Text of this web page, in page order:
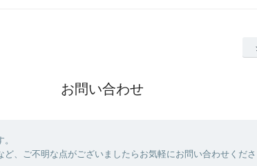
お問い合わせ
ど、ご不明な点がございましたらお気軽にお問い合わせくだ